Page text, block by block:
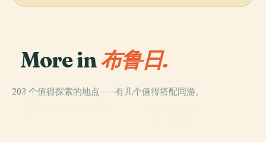
More in布鲁日.
203 个值得探索的地点——有几个值得搭配同游。
PLACE PLACE
PLACE